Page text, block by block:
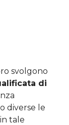
svolgono
di
diverse le
tale